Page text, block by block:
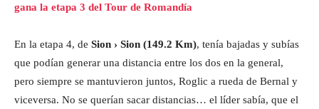
gana la etapa 3 del Tour de Romandía
En la etapa 4, de Sion › Sion (149.2 Km), tenía bajadas y subías
que podían generar una distancia entre los dos en la general,
pero siempre se mantuvieron juntos, Roglic a rueda de Bernal y
viceversa. No se querían sacar distancias… el líder sabía, que el